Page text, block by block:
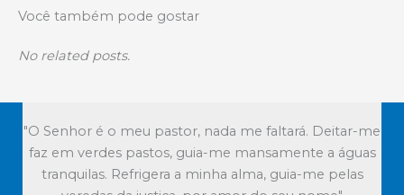
Você também pode gostar
No related posts.
"O Senhor é o meu pastor, nada me faltará. Deitar-me
faz em verdes pastos, guia-me mansamente a águas
tranquilas. Refrigera a minha alma, guia-me pelas